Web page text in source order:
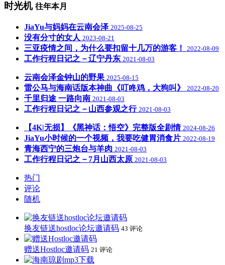
时光机 往年本月
JiaYu与妈妈在云南会泽 2025-08-25
没有分寸的女人 2023-08-21
三亚疫情之间，为什么要扣留十几万的游客！ 2022-08-09
工作行程日记之－辽宁丹东 2021-08-03
云南会泽金钟山的野果 2025-08-15
雷公马与海南话版本神曲《叮咚鸡，大狗叫》 2022-08-20
千里归途 一路向南 2021-08-03
工作行程日记之－山西参观之行 2021-08-03
【4K|无损】《黑神话：悟空》完整版全剧情 2024-08-26
JiaYu小时候的一个视频，我要吃健胃消食片 2022-08-19
青海西宁的三炮台与羊肉 2021-08-03
工作行程日记之－7月山西太原 2021-08-03
热门
评论
随机
换友链送hostloc论坛邀请码 43 评论
赠送Hostloc邀请码 21 评论